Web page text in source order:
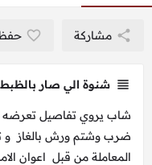
مشاركة
شنوة الي صار بالظبط
شاب يروي تفاصيل تعرضه
ضرب وشتم ورش بالغاز و
المعاملة من قبل اعوان